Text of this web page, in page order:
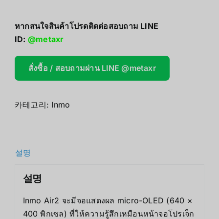
หากสนใจสินค้าโปรดติดต่อสอบถาม LINE
ID: @metaxr
สั่งซื้อ / สอบถามผ่าน LINE @metaxr
카테고리: Inmo
설명
설명
Inmo Air2 จะมีจอแสดงผล micro-OLED (640 ×
400 พิกเซล) ที่ให้ความรู้สึกเหมือนหน้าจอโปรเจ็ก